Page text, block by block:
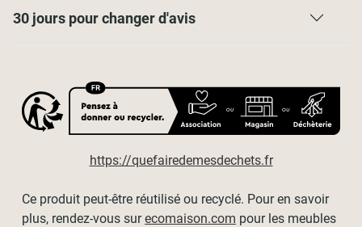
hors mécanisme.
Encombrement du store replié : 3,5cm
Nous recommandons de laisser un tour de tissu enroulé
lorsque le store est entièrement descendu pour le rendu
esthétique. Merci de tenir compte de cela dans le choix de
Dimensions disponibles (tissu / hors-tout) :
30 jours pour changer d'avis
https://quefairedemesdechets.fr
Ce produit peut-être réutilisé ou recyclé. Pour en savoir
plus, rendez-vous surecomaison.com pour les meubles